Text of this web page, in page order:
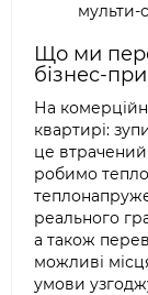
мульти-
Що ми
бізнес-
На
квартирі:
це
робимо
реального
а також
можливі
умови